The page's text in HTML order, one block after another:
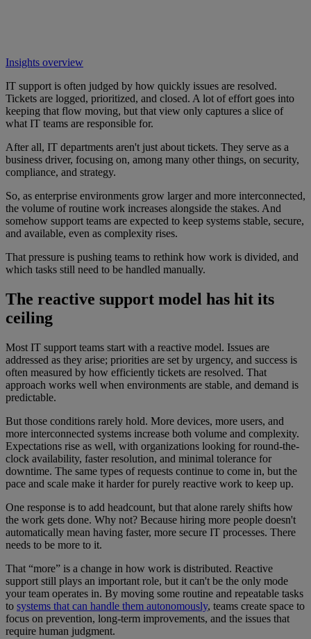
Insights overview
IT support is often judged by how quickly issues are resolved.
Tickets are logged, prioritized, and closed. A lot of effort goes into
keeping that flow moving, but that view only captures a slice of
what IT teams are responsible for.
After all, IT departments aren't just about tickets. They serve as a
business driver, focusing on, among many other things, on security,
compliance, and strategy.
So, as enterprise environments grow larger and more interconnected,
the volume of routine work increases alongside the stakes. And
somehow support teams are expected to keep systems stable, secure,
and available, even as complexity rises.
That pressure is pushing teams to rethink how work is divided, and
which tasks still need to be handled manually.
The reactive support model has hit its
ceiling
Most IT support teams start with a reactive model. Issues are
addressed as they arise; priorities are set by urgency, and success is
often measured by how efficiently tickets are resolved. That
approach works well when environments are stable, and demand is
predictable.
But those conditions rarely hold. More devices, more users, and
more interconnected systems increase both volume and complexity.
Expectations rise as well, with organizations looking for round-the-
clock availability, faster resolution, and minimal tolerance for
downtime. The same types of requests continue to come in, but the
pace and scale make it harder for purely reactive work to keep up.
One response is to add headcount, but that alone rarely shifts how
the work gets done. Why not? Because hiring more people doesn't
automatically mean having faster, more secure IT processes. There
needs to be more to it.
That “more” is a change in how work is distributed. Reactive
support still plays an important role, but it can't be the only mode
your team operates in. By moving some routine and repeatable tasks
to systems that can handle them autonomously, teams create space to
focus on prevention, long-term improvements, and the issues that
require human judgment.